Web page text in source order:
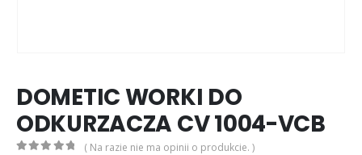
DOMETIC WORKI DO
ODKURZACZA CV 1004-VCB
( Na razie nie ma opinii o produkcie. )